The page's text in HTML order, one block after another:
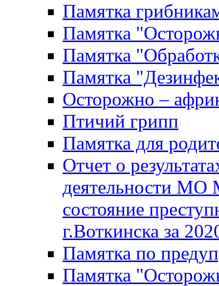
Памятка
Памятка
Памятка
Памятка
Осторожно –
Птичий грипп
Памятка для
Отчет о
деятельности МО
состояние
г.Воткинска за
Памятка по
Памятка